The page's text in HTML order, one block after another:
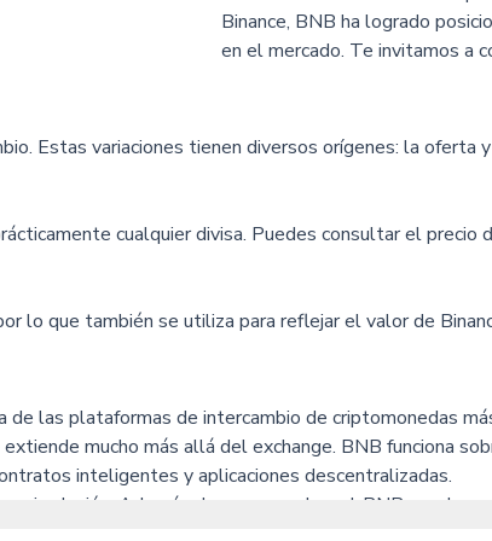
Binance, BNB ha logrado
en el mercado. Te invitamos a
Estas variaciones tienen diversos orígenes: la oferta
cualquier divisa. Puedes consultar el precio
lo que también se utiliza para reflejar el valor de
las plataformas de intercambio de criptomonedas
mucho más allá del exchange. BNB funciona
inteligentes y aplicaciones descentralizadas.
circulación. Además de su uso en la red, BNB puede